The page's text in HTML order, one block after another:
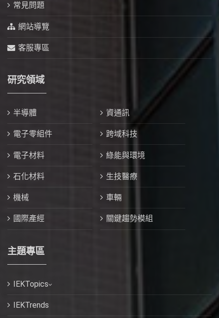
常見問題
網站導覽
客服專區
研究領域
半導體 資通訊
電子零組件 跨域科技
電子材料 綠能與環境
石化材料 生技醫療
機械 車輛
國際產經 關鍵趨勢模組
主題專區
IEKTopics
IEKTrends